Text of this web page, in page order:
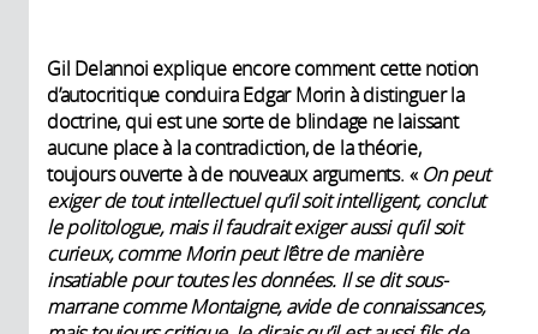
Gil Delannoi explique encore comment cette notion
d’autocritique conduira Edgar Morin à distinguer la
doctrine, qui est une sorte de blindage ne laissant
aucune place à la contradiction, de la théorie,
toujours ouverte à de nouveaux arguments. « On peut
exiger de tout intellectuel qu’il soit intelligent, conclut
le politologue, mais il faudrait exiger aussi qu’il soit
curieux, comme Morin peut l’être de manière
insatiable pour toutes les données. Il se dit sous-
marrane comme Montaigne, avide de connaissances,